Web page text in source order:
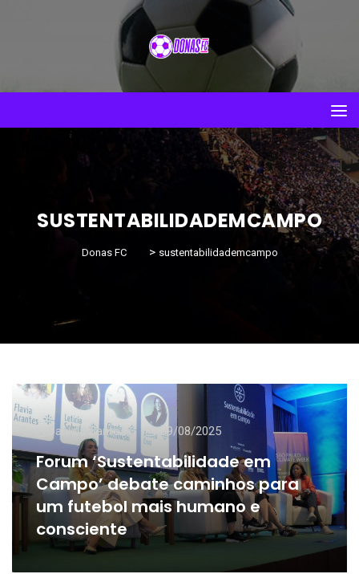
SUSTENTABILIDADEMCAMPO
Donas FC > sustentabilidademcampo
Daniela Santos 09/08/2025
Forum ‘Sustentabilidade em
Campo’ debate caminhos para
um futebol mais humano e
consciente